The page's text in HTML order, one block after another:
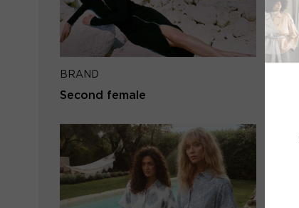
BRAND
Second female